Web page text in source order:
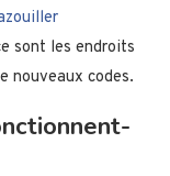
sont les endroits
nouveaux codes.